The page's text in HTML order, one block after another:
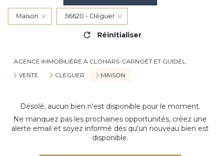
Maison 56620 - Cléguer
Réinitialiser
AGENCE IMMOBILIÈRE À CLOHARS-CARNOËT ET GUIDEL
VENTE
CLEGUER MAISON
Désolé, aucun bien n'est disponible pour le moment.
Ne manquez pas les prochaines opportunités, créez une
alerte email et soyez informé dès qu'un nouveau bien est
disponible.